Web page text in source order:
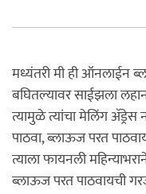
मध्यंतरी मी ही ऑनलाईन
बघितल्यावर साईझला
त्यामुळे त्यांचा मेलिंग अ‍ॅड्रेस
पाठवा, ब्लाऊज परत
त्याला फायनली
ब्लाऊज परत पाठवायची